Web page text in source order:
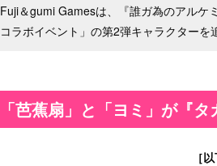
Fuji＆gumi Gamesは、『誰ガ為のアルケ
コラボイベント」の第2弾キャラクターを
「芭蕉扇」と「ヨミ」が『タ
［